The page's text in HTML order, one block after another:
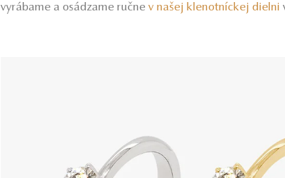
vyrábame a osádzame ručne v našej klenotníckej dielni